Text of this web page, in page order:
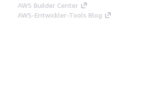
AWS Builder Center
AWS-Entwickler-Tools Blog